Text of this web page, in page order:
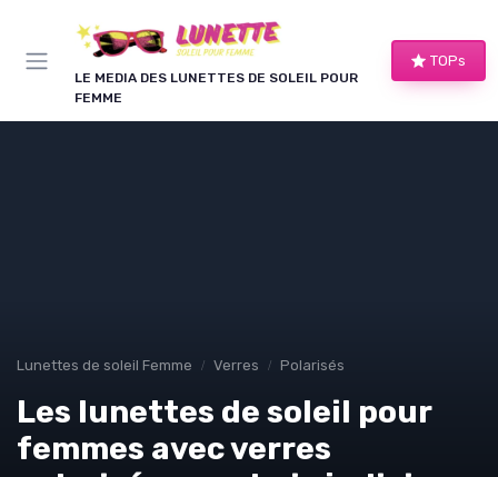
LE MEDIA DES LUNETTES DE SOLEIL POUR
FEMME
TOPs
Lunettes de soleil Femme Verres Polarisés
Les lunettes de soleil pour
femmes avec verres